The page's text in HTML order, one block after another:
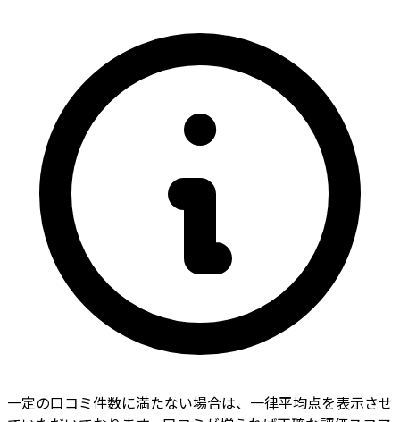
一定の口コミ件数に満たない場合は、一律平均点を表示させ